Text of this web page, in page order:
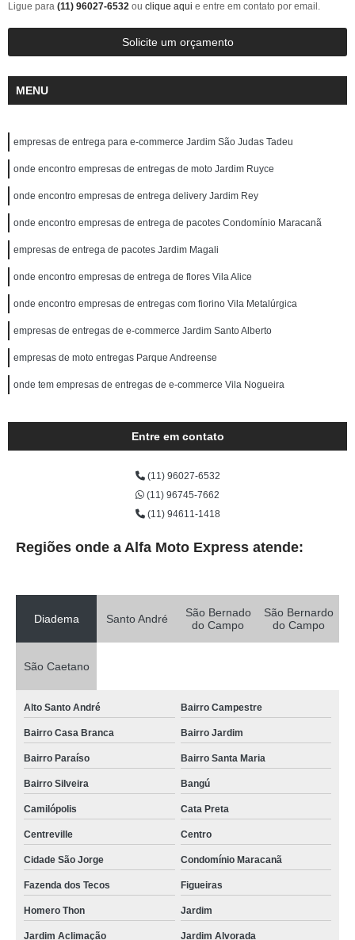
Ligue para (11) 96027-6532 ou clique aqui e entre em contato por email.
Solicite um orçamento
MENU
empresas de entrega para e-commerce Jardim São Judas Tadeu
onde encontro empresas de entregas de moto Jardim Ruyce
onde encontro empresas de entrega delivery Jardim Rey
onde encontro empresas de entrega de pacotes Condomínio Maracanã
empresas de entrega de pacotes Jardim Magali
onde encontro empresas de entrega de flores Vila Alice
onde encontro empresas de entregas com fiorino Vila Metalúrgica
empresas de entregas de e-commerce Jardim Santo Alberto
empresas de moto entregas Parque Andreense
onde tem empresas de entregas de e-commerce Vila Nogueira
Entre em contato
(11) 96027-6532
(11) 96745-7662
(11) 94611-1418
Regiões onde a Alfa Moto Express atende:
Diadema Santo André
São Bernado
do Campo
São Bernardo
do Campo
São Caetano
Alto Santo André Bairro Campestre
Bairro Casa Branca Bairro Jardim
Bairro Paraíso Bairro Santa Maria
Bairro Silveira Bangú
Camilópolis Cata Preta
Centreville Centro
Cidade São Jorge Condomínio Maracanã
Fazenda dos Tecos Figueiras
Homero Thon Jardim
Jardim Aclimação Jardim Alvorada